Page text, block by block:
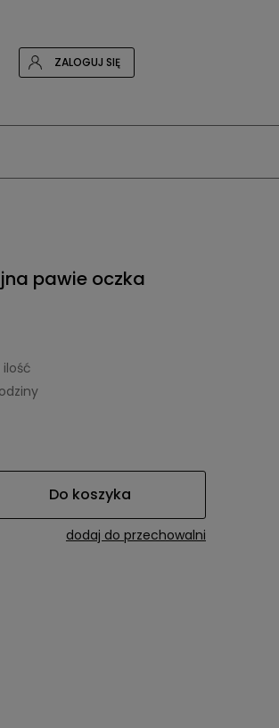
ZALOGUJ SIĘ
pawie oczka
ilość
Do koszyka
dodaj do przechowalni